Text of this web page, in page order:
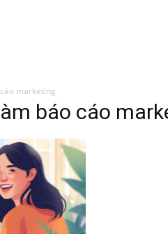
marketing
báo cáo